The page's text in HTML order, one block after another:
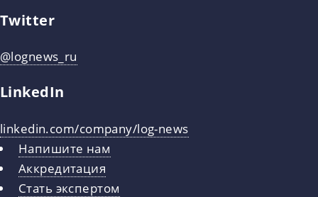
Twitter
@lognews_ru
LinkedIn
linkedin.com/company/log-news
Напишите нам
Аккредитация
Стать экспертом